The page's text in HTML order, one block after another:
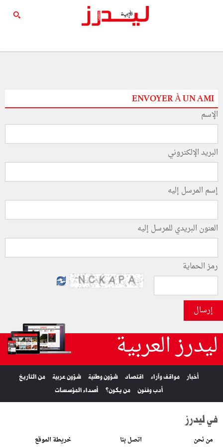
ENVOYER À UN AMI
الإسم
البريد الإلكتروني
إسم المرسل إليه
العنون البريدي للمرسل إليه
رمز الحماية
إرسال
ليدرز العربية
أخبار مواقف وآراء اقتصاد شؤون وطنية شؤون عربية
من التاريخ
أدب وفنون
من يكون؟ أصداء المؤسسات
في ليدرز
من نحن اتصل بنا خريطة الموقع